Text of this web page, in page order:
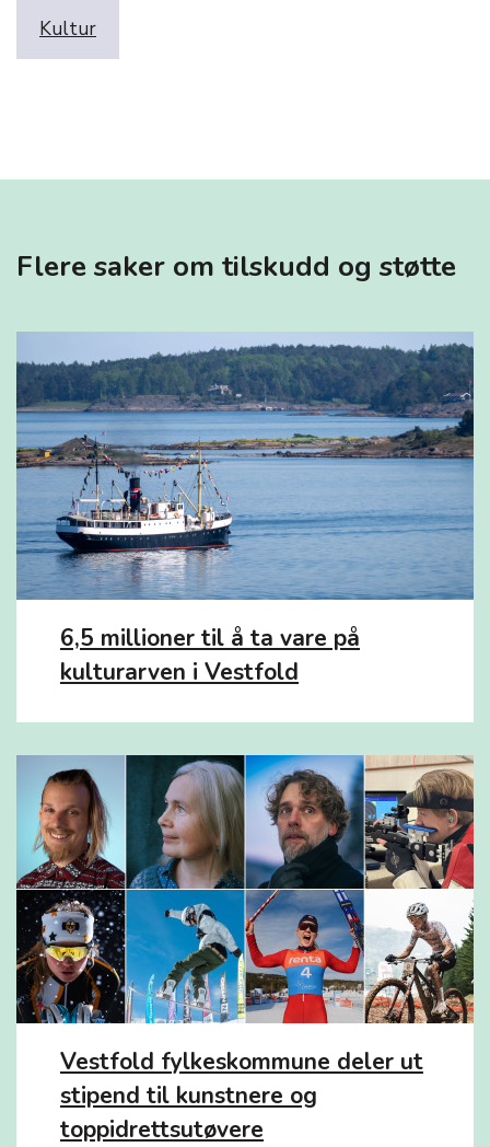
Kultur
Flere saker om tilskudd og støtte
6,5 millioner til å ta vare på
kulturarven i Vestfold
Vestfold fylkeskommune deler ut
stipend til kunstnere og
toppidrettsutøvere